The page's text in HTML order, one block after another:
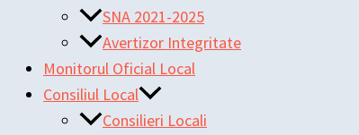
SNA 2021-2025
Avertizor Integritate
Monitorul Oficial Local
Consiliul Local
Consilieri Locali